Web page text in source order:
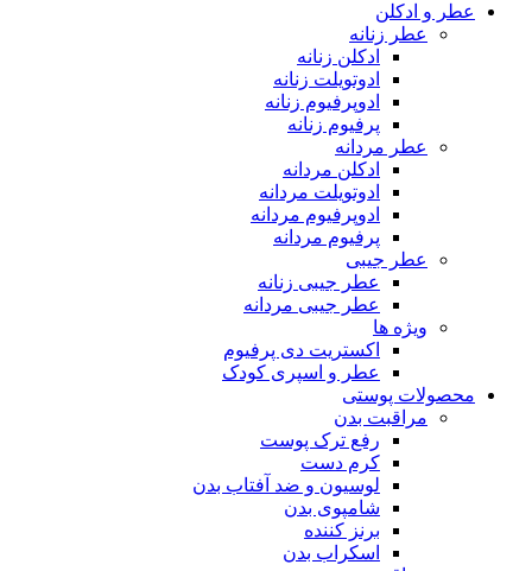
عطر و ادکلن
عطر زنانه
ادکلن زنانه
ادوتویلت زنانه
ادوپرفیوم زنانه
پرفیوم زنانه
عطر مردانه
ادکلن مردانه
ادوتویلت مردانه
ادوپرفیوم مردانه
پرفیوم مردانه
عطر جیبی
عطر جیبی زنانه
عطر جیبی مردانه
ویژه ها
اکستریت دی پرفیوم
عطر و اسپری کودک
محصولات پوستی
مراقبت بدن
رفع ترک پوست
کرم دست
لوسیون و ضد آفتاب بدن
شامپوی بدن
برنز کننده
اسکراب بدن